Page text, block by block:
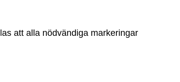
att alla nödvändiga markeringar